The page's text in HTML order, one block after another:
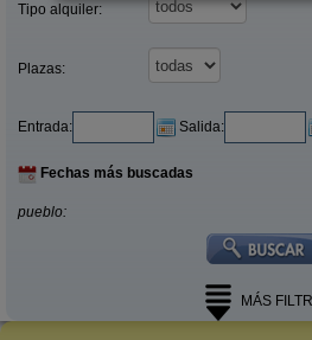
Tipo alquiler:
Plazas:
Entrada: Salida:
Fechas más buscadas
pueblo:
MÁS